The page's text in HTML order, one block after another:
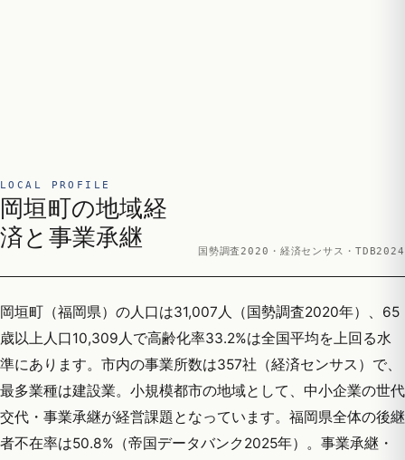
LOCAL PROFILE
岡垣町の地域経
済と事業承継
国勢調査2020・経済センサス・TDB2024
岡垣町（福岡県）の人口は31,007人（国勢調査2020年）、65
歳以上人口10,309人で高齢化率33.2%は全国平均を上回る水
準にあります。市内の事業所数は357社（経済センサス）で、
最多業種は建設業。小規模都市の地域として、中小企業の世代
交代・事業承継が経営課題となっています。福岡県全体の後継
者不在率は50.8%（帝国データバンク2025年）。事業承継・